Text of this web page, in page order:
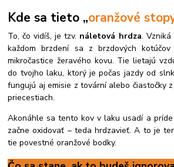
Kde sa tieto „oranžové
To, čo vidíš, je tzv. náletová hrdza.
každom brzdení sa z brzdových
mikročastice žeravého kovu. Tie lietajú
do tvojho laku, ktorý je počas jazdy od
fungujú aj emisie z tovární alebo čiastočky
priecestiach.
Akonáhle sa tento kov v laku usadí a
začne oxidovať – teda hrdzavieť. A to je
tie povestné oranžové bodky.